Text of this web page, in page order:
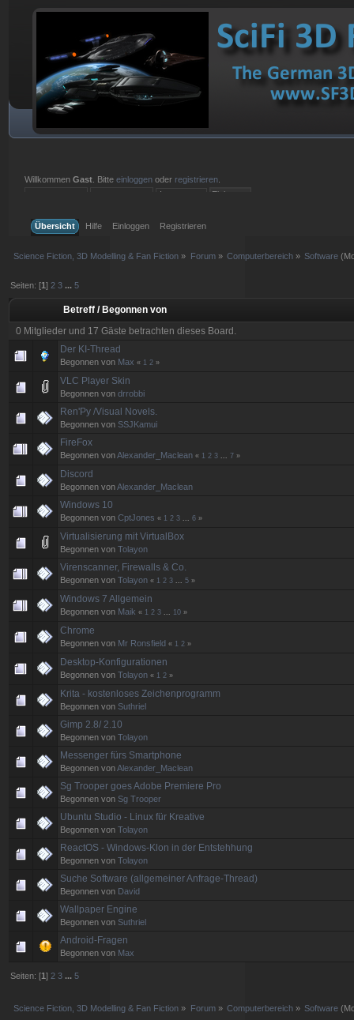
WillkommenGast . Bitteeinloggen oder registrieren
Übersicht
Hilfe Einloggen Registrieren
Science Fiction, 3D Modelling & Fan Fiction » Forum» Computerbereich » Software
Seiten: [1] 2 3 ...5
Betreff / Begonnen von
0 Mitglieder und 17 Gäste betrachten dieses Board.
Der KI-Thread
Begonnen von Max « 1 2 »
VLC Player Skin
Begonnen vondrrobbi
Ren'Py /Visual Novels.
Begonnen vonSSJKamui
FireFox
Begonnen vonAlexander_Maclean « 1 2 3 ...7 »
Discord
Begonnen vonAlexander_Maclean
Windows 10
Begonnen vonCptJones « 1 2 3 ...6 »
Virtualisierung mit VirtualBox
Begonnen vonTolayon
Virenscanner, Firewalls & Co.
Begonnen vonTolayon « 1 2 3 ...5 »
Windows 7 Allgemein
Begonnen von Maik « 1 2 3 ... 10 »
Chrome
Begonnen von Mr Ronsfield « 1 2 »
Desktop-Konfigurationen
Begonnen vonTolayon « 1 2 »
Krita - kostenloses Zeichenprogramm
Begonnen vonSuthriel
Gimp 2.8/ 2.10
Begonnen vonTolayon
Messenger fürs Smartphone
Begonnen vonAlexander_Maclean
Sg Trooper goes Adobe Premiere Pro
Begonnen vonSg Trooper
Ubuntu Studio - Linux für Kreative
Begonnen vonTolayon
ReactOS - Windows-Klon in der Entstehhung
Begonnen vonTolayon
Suche Software (allgemeiner Anfrage-Thread)
Begonnen von David
Wallpaper Engine
Begonnen vonSuthriel
Android-Fragen
Begonnen von Max
Seiten: [1] 2 3 ...5
Science Fiction, 3D Modelling & Fan Fiction » Forum» Computerbereich » Software